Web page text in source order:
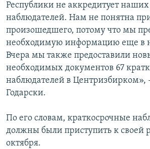
Республики не аккредитует
наблюдателей. Нам не понятна
произошедшего, потому что мы
необходимую информацию еще в
Вчера мы также предоставили
необходимых документов 67
наблюдателей в Центризбирком»,
Годарски.
По его словам, краткосрочные
должны были приступить к своей
октября.